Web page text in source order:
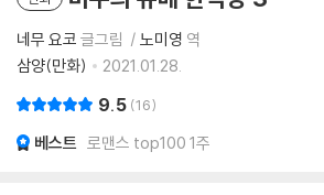
네무 요코 글그림 노미영 역
삼양(만화)
2021.01.28.
9.5 16
베스트 로맨스 top100 1주